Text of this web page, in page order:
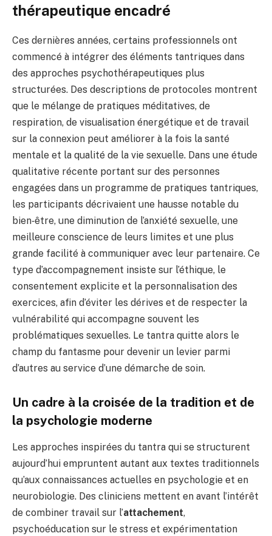
thérapeutique encadré
Ces dernières années, certains professionnels ont
commencé à intégrer des éléments tantriques dans
des approches psychothérapeutiques plus
structurées. Des descriptions de protocoles montrent
que le mélange de pratiques méditatives, de
respiration, de visualisation énergétique et de travail
sur la connexion peut améliorer à la fois la santé
mentale et la qualité de la vie sexuelle. Dans une étude
qualitative récente portant sur des personnes
engagées dans un programme de pratiques tantriques,
les participants décrivaient une hausse notable du
bien‑être, une diminution de l’anxiété sexuelle, une
meilleure conscience de leurs limites et une plus
grande facilité à communiquer avec leur partenaire. Ce
type d’accompagnement insiste sur l’éthique, le
consentement explicite et la personnalisation des
exercices, afin d’éviter les dérives et de respecter la
vulnérabilité qui accompagne souvent les
problématiques sexuelles. Le tantra quitte alors le
champ du fantasme pour devenir un levier parmi
d’autres au service d’une démarche de soin.
Un cadre à la croisée de la tradition et de
la psychologie moderne
Les approches inspirées du tantra qui se structurent
aujourd’hui empruntent autant aux textes traditionnels
qu’aux connaissances actuelles en psychologie et en
neurobiologie. Des cliniciens mettent en avant l’intérêt
de combiner travail sur l’attachement,
psychoéducation sur le stress et expérimentation